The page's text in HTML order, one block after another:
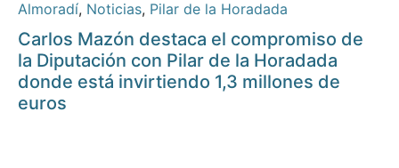
Almoradí, Noticias, Pilar de la Horadada
Carlos Mazón destaca el compromiso de
la Diputación con Pilar de la Horadada
donde está invirtiendo 1,3 millones de
euros